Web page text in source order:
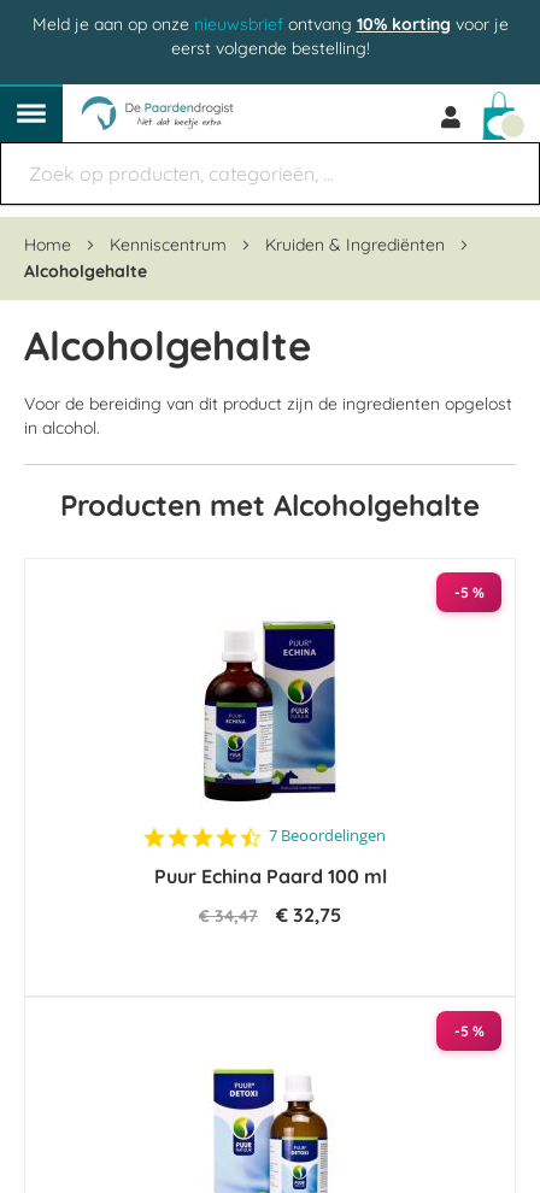
Meld je aan op onze nieuwsbriefontvang 10% korting voor je
eerst volgende bestelling!
Home Kenniscentrum
Kruiden & Ingrediënten
Alcoholgehalte
Alcoholgehalte
Voor de bereiding van dit product zijn de ingredienten opgelost
in alcohol.
Producten met Alcoholgehalte
-5 %
4.4
rating
7 Beoordelingen
Puur Echina Paard 100 ml
€ 34,47 € 32,75
-5 %